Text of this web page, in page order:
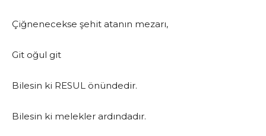
Çiğnenecekse şehit atanın mezarı,
Git oğul git
Bilesin ki RESUL önündedir.
Bilesin ki melekler ardındadır.